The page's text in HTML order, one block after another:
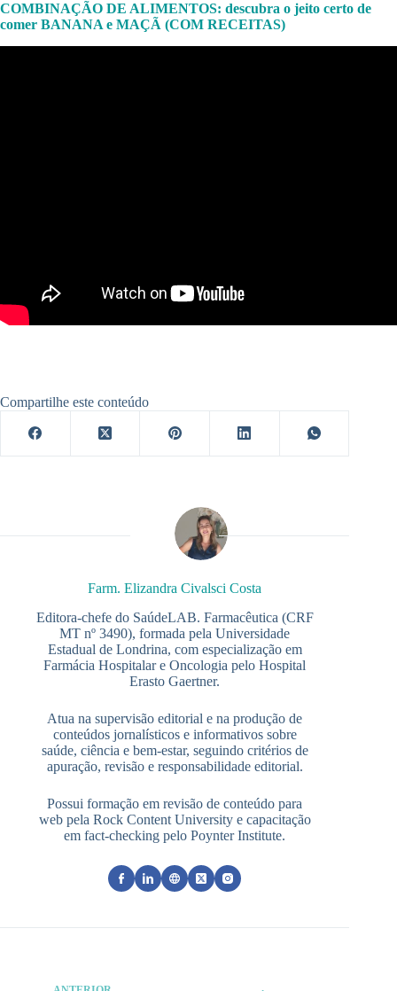
COMBINAÇÃO DE ALIMENTOS: descubra o jeito certo de
comer BANANA e MAÇÃ (COM RECEITAS)
Compartilhe este conteúdo
Farm. Elizandra Civalsci Costa
Editora-chefe do SaúdeLAB. Farmacêutica (CRF
MT nº 3490), formada pela Universidade
Estadual de Londrina, com especialização em
Farmácia Hospitalar e Oncologia pelo Hospital
Erasto Gaertner.
Atua na supervisão editorial e na produção de
conteúdos jornalísticos e informativos sobre
saúde, ciência e bem-estar, seguindo critérios de
apuração, revisão e responsabilidade editorial.
Possui formação em revisão de conteúdo para
web pela Rock Content University e capacitação
em fact-checking pelo Poynter Institute.